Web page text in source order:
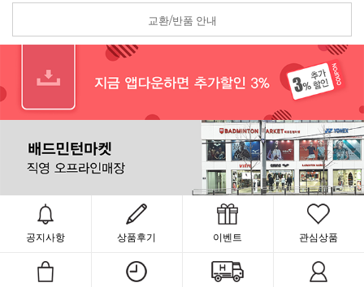
교환/반품 안내
공지사항 상품후기 이벤트 관심상품